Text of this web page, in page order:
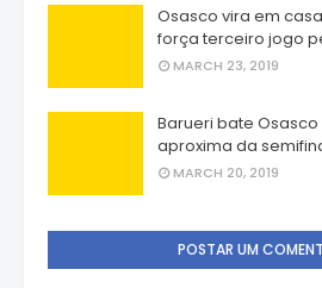
Osasco vira em
força terceiro jogo
MARCH 23, 2019
Barueri bate
aproxima da
MARCH 20, 2019
POSTAR UM